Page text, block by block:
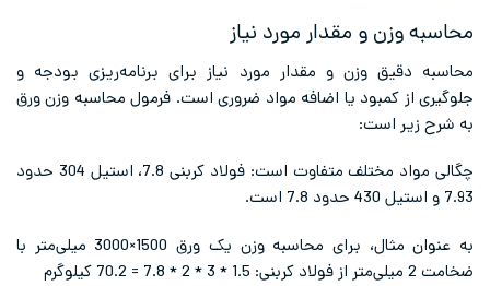
محاسبه وزن و مقدار مورد نیاز
محاسبه دقیق وزن و مقدار مورد نیاز برای برنامه‌ریزی بودجه و
جلوگیری از کمبود یا اضافه مواد ضروری است. فرمول محاسبه وزن ورق
به شرح زیر است:
چگالی مواد مختلف متفاوت است: فولاد کربنی 7.8، استیل 304 حدود
7.93 و استیل 430 حدود 7.8 است.
به عنوان مثال، برای محاسبه وزن یک ورق 1500×3000 میلی‌متر با
ضخامت 2 میلی‌متر از فولاد کربنی: 1.5 * 3 * 2 * 7.8 = 70.2 کیلوگرم